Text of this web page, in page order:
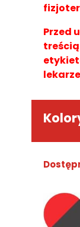
Przed